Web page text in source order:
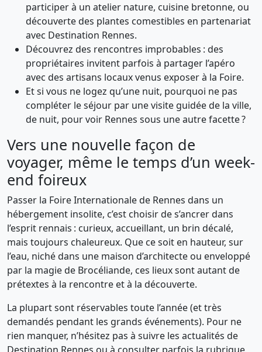
participer à un atelier nature, cuisine bretonne, ou
découverte des plantes comestibles en partenariat
avec Destination Rennes.
Découvrez des rencontres improbables : des
propriétaires invitent parfois à partager l’apéro
avec des artisans locaux venus exposer à la Foire.
Et si vous ne logez qu’une nuit, pourquoi ne pas
compléter le séjour par une visite guidée de la ville,
de nuit, pour voir Rennes sous une autre facette ?
Vers une nouvelle façon de
voyager, même le temps d’un week-
end foireux
Passer la Foire Internationale de Rennes dans un
hébergement insolite, c’est choisir de s’ancrer dans
l’esprit rennais : curieux, accueillant, un brin décalé,
mais toujours chaleureux. Que ce soit en hauteur, sur
l’eau, niché dans une maison d’architecte ou enveloppé
par la magie de Brocéliande, ces lieux sont autant de
prétextes à la rencontre et à la découverte.
La plupart sont réservables toute l’année (et très
demandés pendant les grands événements). Pour ne
rien manquer, n’hésitez pas à suivre les actualités de